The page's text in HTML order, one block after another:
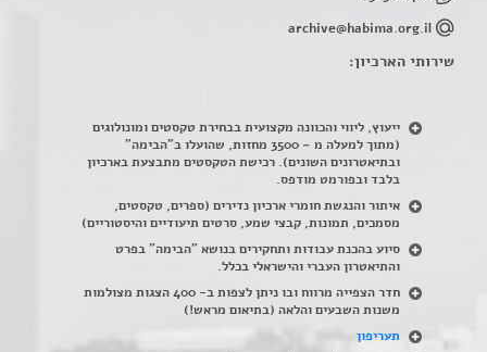
archive@habima.org.il
שירותי הארכיון:
ייעוץ, ליווי והכוונה מקצועית בבחירת טקסטים ומונולוגים
(מתוך למעלה מ – 3500 מחזות, שהועלו ב"הבימה"
ובתיאטרונים השונים). רכישת הטקסטים מתבצעת בארכיון
בלבד ובפורמט מודפס.
איתור והנגשת חומרי ארכיון נדירים (ספרים, טקסטים,
מסמכים, תמונות, קבצי שמע, סרטים תיעודיים והיסטוריים)
סיוע בהכנת עבודות ותחקירים בנושא "הבימה" בפרט
והתיאטרון העברי והישראלי בכלל.
חדר הצפייה מרווח ובו ניתן לצפות ב- 400 הצגות מצולמות
משנות השבעים והלאה (בתיאום מראש!)
תעריפון